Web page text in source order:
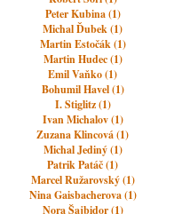
Peter Kubina (1)
Michal Ďubek (1)
Martin Estočák (1)
Martin Hudec (1)
Emil Vaňko (1)
Bohumil Havel (1)
I. Stiglitz (1)
Ivan Michalov (1)
Zuzana Klincová (1)
Michal Jediný (1)
Patrik Patáč (1)
Marcel Ružarovský (1)
Nina Gaisbacherova (1)
Nora Šajbidor (1)